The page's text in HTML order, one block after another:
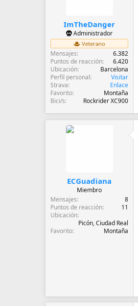
ImTheDanger
Administrador
Veterano
Mensajes
6.382
Puntos de reacción
6.420
Ubicación
Barcelona
Perfil personal
Visitar
Strava
Enlace
Favorito
Montaña
Bici/s
Rockrider XC900
ECGuadiana
Miembro
Mensajes
8
Puntos de reacción
11
Ubicación
Picón, Ciudad Real
Favorito
Montaña